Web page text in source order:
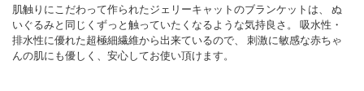
肌触りにこだわって作られたジェリーキャットのブランケットは、 ぬ
いぐるみと同じくずっと触っていたくなるような気持良さ。 吸水性・
排水性に優れた超極細繊維から出来ているので、 刺激に敏感な赤ちゃ
んの肌にも優しく、安心してお使い頂けます。